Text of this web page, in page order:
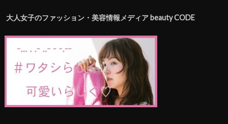
大人女子のファッション・美容情報メディア beauty CODE